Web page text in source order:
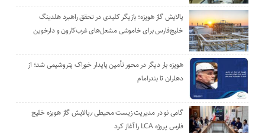
پالایش گاز هویزه؛ بازیگر کلیدی در تحقق راهبرد هلدینگ
خلیج‌فارس برای خاموشی مشعل‌های غرب‌کارون و دارخوین
هویزه بار دیگر در محور تأمین پایدار خوراک پتروشیمی شد؛ از
دهلران تا بندرامام
گامی نو در مدیریت زیست ‌محیطی ٫پالایش گاز هویزه خلیج
‌فارس پروژه LCA را آغاز کرد